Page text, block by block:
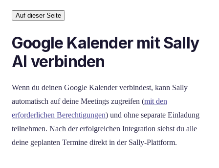
Auf dieser Seite
Google Kalender mit Sally
AI verbinden
Wenn du deinen Google Kalender verbindest, kann Sally
automatisch auf deine Meetings zugreifen (mit den
erforderlichen Berechtigungen) und ohne separate Einladung
teilnehmen. Nach der erfolgreichen Integration siehst du alle
deine geplanten Termine direkt in der Sally-Plattform.